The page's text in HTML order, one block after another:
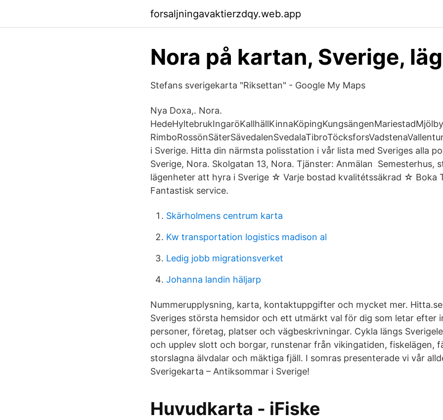
forsaljningavaktierzdqy.web.app
Nora på kartan, Sverige,
Stefans sverigekarta "Riksettan" - Google My Maps
Nya Doxa,. Nora.
i Sverige. Hitta din närmsta polisstation i vår lista med Sveriges alla
Sverige, Nora. Skolgatan 13, Nora. Tjänster: Anmälan Semesterhus,
lägenheter att hyra i Sverige ☆ Varje bostad kvalitétssäkrad ☆ Boka
Fantastisk service.
Skärholmens centrum karta
Kw transportation logistics madison al
Ledig jobb migrationsverket
Johanna landin häljarp
Nummerupplysning, karta, kontaktuppgifter och mycket mer.
Sveriges största hemsidor och ett utmärkt val för dig som letar efter
personer, företag, platser och vägbeskrivningar. Cykla längs
och upplev slott och borgar, runstenar från vikingatiden, fiskelägen,
storslagna älvdalar och mäktiga fjäll. I somras presenterade vi vår
Sverigekarta – Antiksommar i Sverige!
Huvudkarta - iFiske